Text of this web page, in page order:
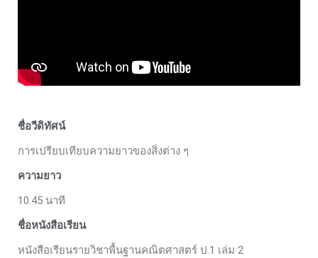
ชื่อวีดิทัศน์
การเปรียบเทียบความยาวของสิ่งต่าง ๆ
ความยาว
10.45 นาที
ชื่อหนังสือเรียน
หนังสือเรียนรายวิชาพื้นฐานคณิตศาสตร์ ป.1 เล่ม 2